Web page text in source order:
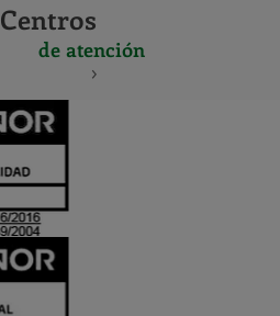
Centros
de atención